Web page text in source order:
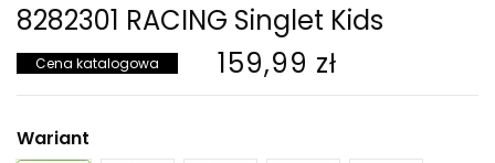
8282301 RACING Singlet Kids
Cena katalogowa 159,99 zł
Wariant